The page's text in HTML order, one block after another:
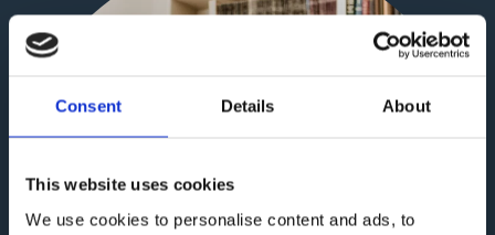
Consent Details About
This website uses cookies
We use cookies to personalise content and ads, to